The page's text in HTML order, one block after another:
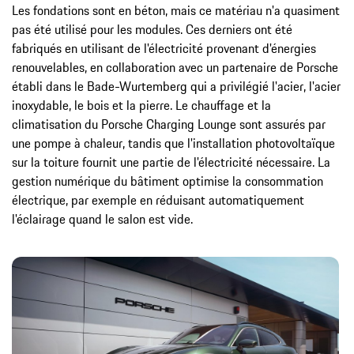
Les fondations sont en béton, mais ce matériau n'a quasiment
pas été utilisé pour les modules. Ces derniers ont été
fabriqués en utilisant de l'électricité provenant d'énergies
renouvelables, en collaboration avec un partenaire de Porsche
établi dans le Bade-Wurtemberg qui a privilégié l'acier, l'acier
inoxydable, le bois et la pierre. Le chauffage et la
climatisation du Porsche Charging Lounge sont assurés par
une pompe à chaleur, tandis que l'installation photovoltaïque
sur la toiture fournit une partie de l'électricité nécessaire. La
gestion numérique du bâtiment optimise la consommation
électrique, par exemple en réduisant automatiquement
l'éclairage quand le salon est vide.